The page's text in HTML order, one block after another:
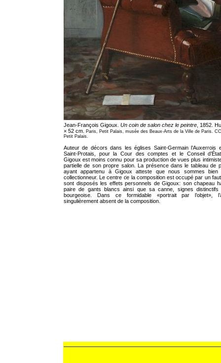
Jean-François Gigoux. Un coin de salon chez le peintre, 1852.
× 52 cm. Paris, Petit Palais, musée des Beaux-Arts de la Ville de Paris.
Petit Palais.
Auteur de décors dans les églises Saint-Germain l’Auxerrois
Saint-Protais, pour la Cour des comptes et le Conseil
Gigoux est moins connu pour sa production de vues plus
partielle de son propre salon. La présence dans le tableau de
ayant appartenu à Gigoux atteste que nous sommes
collectionneur. Le centre de la composition est occupé par un
sont disposés les effets personnels de Gigoux: son chapeau
paire de gants blancs ainsi que sa canne, signes distinctifs
bourgeoise. Dans ce formidable «portrait par l’objet»,
singulièrement absent de la composition.